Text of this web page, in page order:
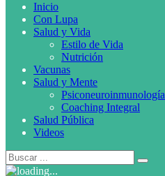
Inicio
Con Lupa
Salud y Vida
Estilo de Vida
Nutrición
Vacunas
Salud y Mente
Psiconeuroinmunología
Coaching Integral
Salud Pública
Videos